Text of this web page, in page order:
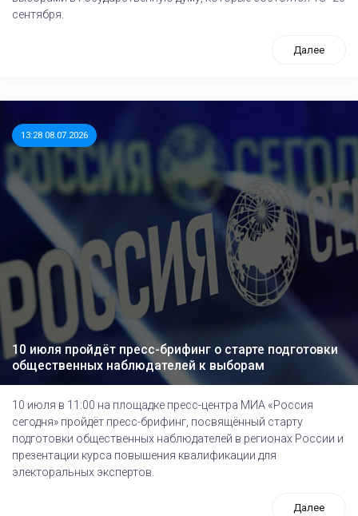
сентября.
Далее
13:28 08.07.2026
10 июля пройдёт пресс-брифинг о старте подготовки
общественных наблюдателей к выборам
10 июля в 11:00 на площадке пресс-центра МИА «Россия
сегодня» пройдёт пресс-брифинг, посвящённый cтарту
подготовки общественных наблюдателей в регионах России и
презентации курса повышения квалификации для
электоральных экспертов.
Далее